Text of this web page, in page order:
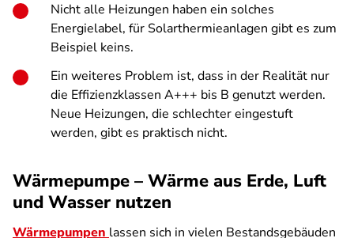
Nicht alle Heizungen haben ein solches
Energielabel, für Solarthermieanlagen gibt es zum
Beispiel keins.
Ein weiteres Problem ist, dass in der Realität nur
die Effizienzklassen A+++ bis B genutzt werden.
Neue Heizungen, die schlechter eingestuft
werden, gibt es praktisch nicht.
Wärmepumpe – Wärme aus Erde, Luft
und Wasser nutzen
Wärmepumpen lassen sich in vielen Bestandsgebäuden